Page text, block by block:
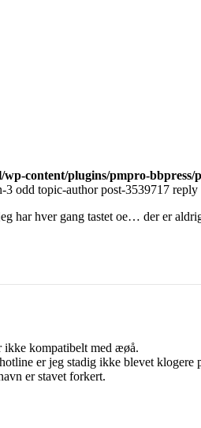
content/plugins/pmpro-bbpress/
topic-author post-3539717
har hver gang tastet oe… der er
ikke kompatibelt med æøå.
er jeg stadig ikke blevet
er stavet forkert.